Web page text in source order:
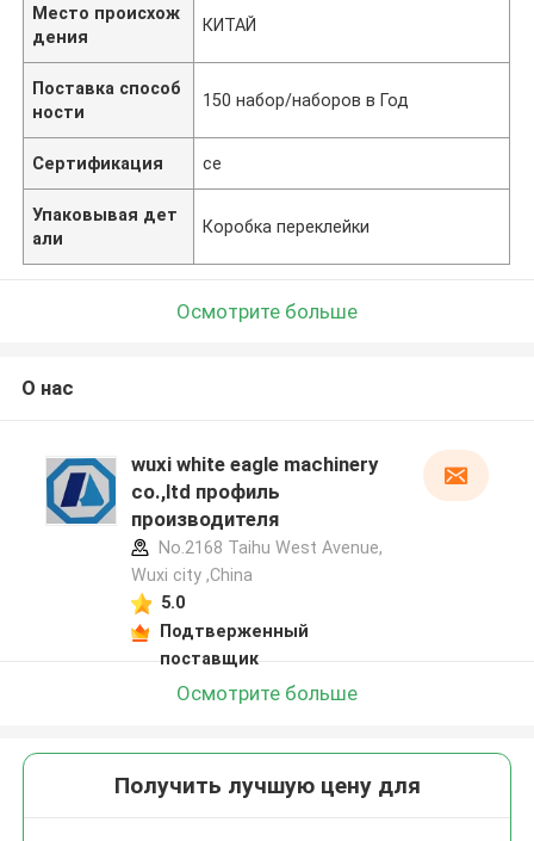
Место происхож
дения
КИТАЙ
Поставка способ
ности
150 набор/наборов в Год
Сертификация ce
Упаковывая дет
али
Коробка переклейки
Осмотрите больше
О нас
wuxi white eagle machinery
co.,ltd профиль
производителя
No.2168 Taihu West Avenue,
Wuxi city ,China
5.0
Подтверженный
поставщик
Осмотрите больше
Получить лучшую цену для